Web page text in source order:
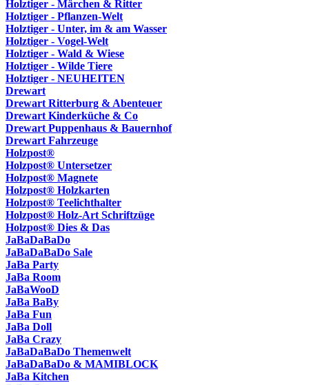
Holztiger - Märchen & Ritter
Holztiger - Pflanzen-Welt
Holztiger - Unter, im & am Wasser
Holztiger - Vogel-Welt
Holztiger - Wald & Wiese
Holztiger - Wilde Tiere
Holztiger - NEUHEITEN
Drewart
Drewart Ritterburg & Abenteuer
Drewart Kinderküche & Co
Drewart Puppenhaus & Bauernhof
Drewart Fahrzeuge
Holzpost®
Holzpost® Untersetzer
Holzpost® Magnete
Holzpost® Holzkarten
Holzpost® Teelichthalter
Holzpost® Holz-Art Schriftzüge
Holzpost® Dies & Das
JaBaDaBaDo
JaBaDaBaDo Sale
JaBa Party
JaBa Room
JaBaWooD
JaBa BaBy
JaBa Fun
JaBa Doll
JaBa Crazy
JaBaDaBaDo Themenwelt
JaBaDaBaDo & MAMIBLOCK
JaBa Kitchen